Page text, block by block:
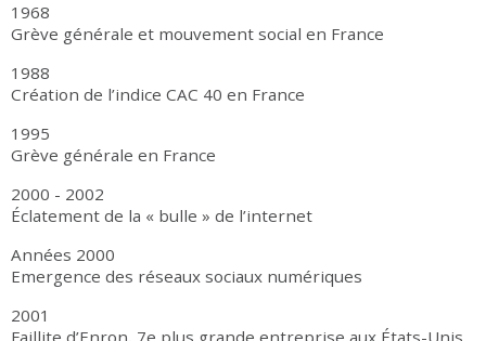
1968
Grève générale et mouvement social en France
1988
Création de l’indice CAC 40 en France
1995
Grève générale en France
2000 - 2002
Éclatement de la « bulle » de l’internet
Années 2000
Emergence des réseaux sociaux numériques
2001